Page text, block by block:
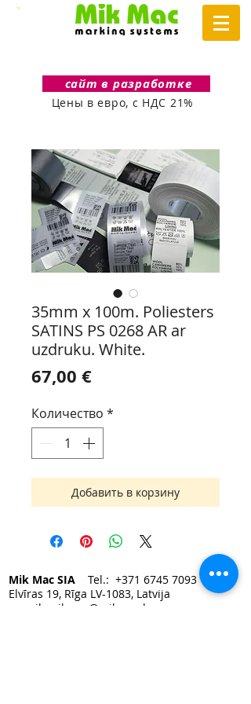
сайт в разработке
Цены в евро, с НДС 21%
35mm x 100m. Poliesters
SATINS PS 0268 AR ar
uzdruku. White.
67,00 €Цена
Количество *
Добавить в корзину
Mik Mac SIA Tel.: +371 6745 7093
Elvīras 19, Rīga LV-1083, Latvija
e-mail:
mikmac@mikmac.lv